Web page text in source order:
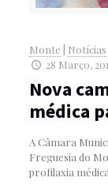
Monte
Notícias
28 Março,
Nova
médica
A Câmara
Freguesia do
profilaxia